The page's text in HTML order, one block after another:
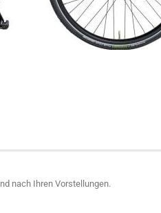
nach Ihren Vorstellungen.